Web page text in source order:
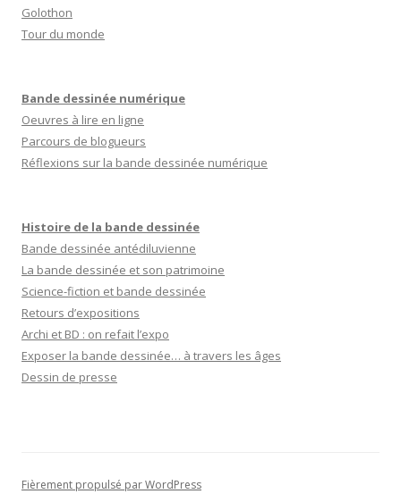
Golothon
Tour du monde
Bande dessinée numérique
Oeuvres à lire en ligne
Parcours de blogueurs
Réflexions sur la bande dessinée numérique
Histoire de la bande dessinée
Bande dessinée antédiluvienne
La bande dessinée et son patrimoine
Science-fiction et bande dessinée
Retours d’expositions
Archi et BD : on refait l’expo
Exposer la bande dessinée… à travers les âges
Dessin de presse
Fièrement propulsé par WordPress